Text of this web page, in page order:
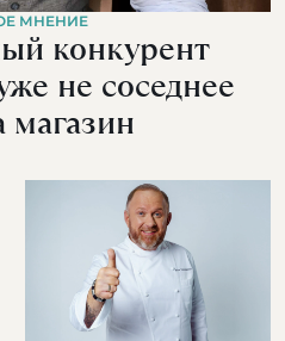
МНЕНИЕ
конкурент
не соседнее
магазин